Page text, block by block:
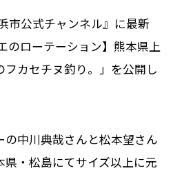
市公式チャンネル』に最新
のローテーション】熊本県上
カセチヌ釣り。」を公開し
中川典哉さんと松本望さん
・松島にてサイズ以上に元